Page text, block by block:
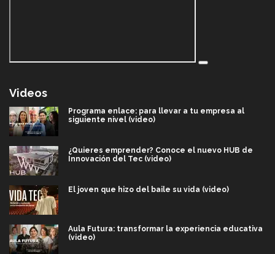
Videos
Programa enlace: para llevar a tu empresa al
siguiente nivel (video)
¿Quieres emprender? Conoce el nuevo HUB de
Innovación del Tec (video)
El joven que hizo del baile su vida (video)
Aula Futura: transformar la experiencia educativa
(video)